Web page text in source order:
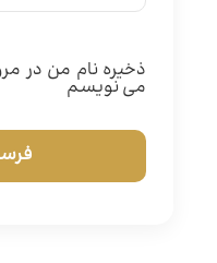
ذخیره نام من در
می نویسم